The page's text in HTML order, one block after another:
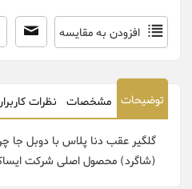
افزودن به مقایسه
توضیحات مشخصات نظرات
گلگیر عقب دنا پلاس با دوبل
(شاگرد) محصول اصلی شرکت